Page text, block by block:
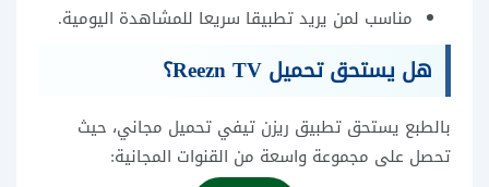
مناسب لمن يريد تطبيقا سريعا للمشاهدة اليومية.
هل يستحق تحميل Reezn TV؟
بالطبع يستحق تطبيق ريزن تيفي تحميل مجاني، حيث
تحصل على مجموعة واسعة من القنوات المجانية: